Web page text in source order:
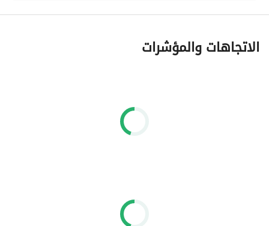
الاتجاهات والمؤشرات